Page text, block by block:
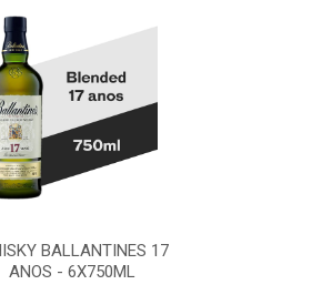
BALLANTINES 17
ANOS - 6X750ML